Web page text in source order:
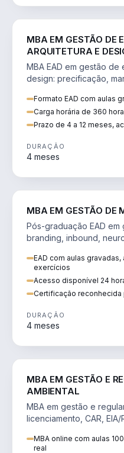
MBA EM GESTÃO DE
ARQUITETURA E
MBA EAD em gestão
design: precificação,
Formato EAD com aulas
Carga horária de 360
Prazo de 4 a 12 meses,
DURAÇÃO
4 meses
MBA EM GESTÃO DE
Pós-graduação EAD em
branding, inbound,
EAD com aulas
exercícios
Acesso disponível 24
Certificação reconhecida
DURAÇÃO
4 meses
MBA EM GESTÃO E
AMBIENTAL
MBA em gestão e
licenciamento, CAR,
MBA online com aulas
real